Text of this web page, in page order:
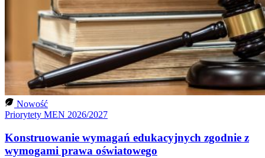
Nowość
Priorytety MEN 2026/2027
Konstruowanie wymagań edukacyjnych zgodnie z
wymogami prawa oświatowego